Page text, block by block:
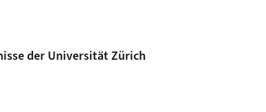
der Universität Zürich